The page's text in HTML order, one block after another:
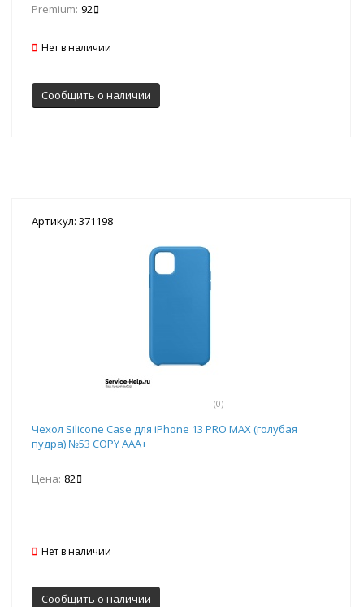
Premium: 92
Нет в наличии
Сообщить о наличии
Артикул: 371198
(0)
Чехол Silicone Case для iPhone 13 PRO MAX (голубая
пудра) №53 COPY AAA+
Цена: 82
Нет в наличии
Сообщить о наличии